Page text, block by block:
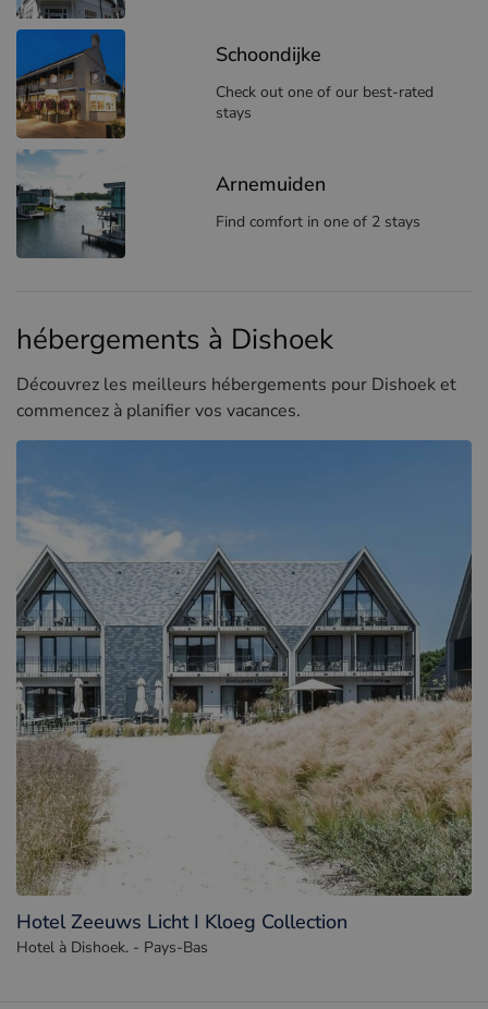
Schoondijke
Check out one of our best-rated
stays
Arnemuiden
Find comfort in one of 2 stays
hébergements à Dishoek
Découvrez les meilleurs hébergements pour Dishoek et
commencez à planifier vos vacances.
Hotel Zeeuws Licht I Kloeg Collection
Hotel à Dishoek. - Pays-Bas